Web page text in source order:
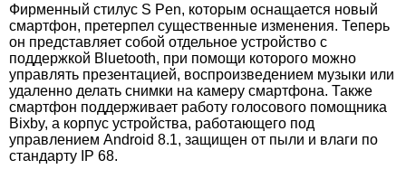
Фирменный стилус S Pen, которым оснащается новый
смартфон, претерпел существенные изменения. Теперь
он представляет собой отдельное устройство с
поддержкой Bluetooth, при помощи которого можно
управлять презентацией, воспроизведением музыки или
удаленно делать снимки на камеру смартфона. Также
смартфон поддерживает работу голосового помощника
Bixby, а корпус устройства, работающего под
управлением Android 8.1, защищен от пыли и влаги по
стандарту IP 68.